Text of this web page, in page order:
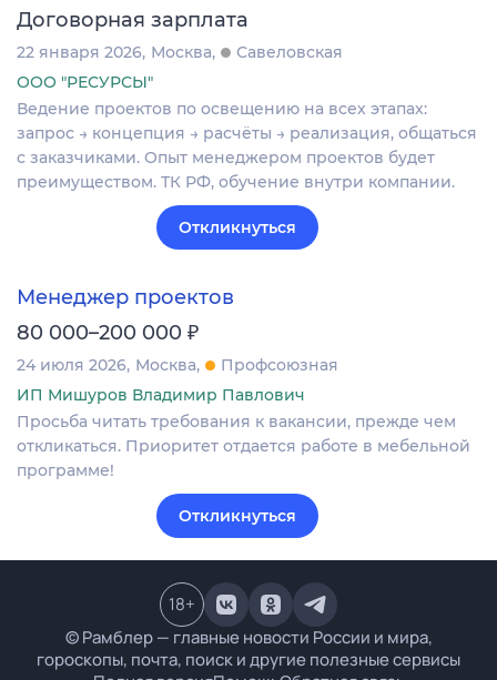
Договорная зарплата
22 января 2026 Москва
Савеловская
ООО "РЕСУРСЫ"
Ведение проектов по освещению на всех этапах:
запрос → концепция → расчёты → реализация, общаться
с заказчиками. Опыт менеджером проектов будет
преимуществом. ТК РФ, обучение внутри компании.
Откликнуться
Менеджер проектов
80 000–200 000 ₽
24 июля 2026 Москва
Профсоюзная
ИП Мишуров Владимир Павлович
Просьба читать требования к вакансии, прежде чем
откликаться. Приоритет отдается работе в мебельной
программе!
Откликнуться
© Рамблер — главные новости России и мира,
гороскопы, почта, поиск и другие полезные сервисы
18+